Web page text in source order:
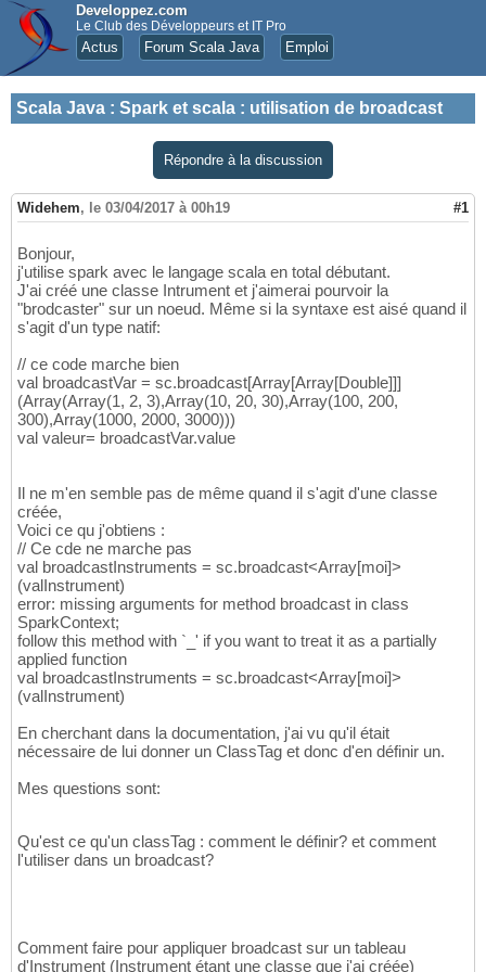
Developpez.com
Le Club des Développeurs et IT Pro
Actus Forum Scala Java Emploi
Scala Java : Spark et scala : utilisation de broadcast
Répondre à la discussion
Widehem, le 03/04/2017 à 00h19 #1
Bonjour,
j'utilise spark avec le langage scala en total débutant.
J'ai créé une classe Intrument et j'aimerai pourvoir la
"brodcaster" sur un noeud. Même si la syntaxe est aisé quand il
s'agit d'un type natif:
// ce code marche bien
val broadcastVar = sc.broadcast[Array[Array[Double]]]
(Array(Array(1, 2, 3),Array(10, 20, 30),Array(100, 200,
300),Array(1000, 2000, 3000)))
val valeur= broadcastVar.value
Il ne m'en semble pas de même quand il s'agit d'une classe
créée,
Voici ce qu j'obtiens :
// Ce cde ne marche pas
val broadcastInstruments = sc.broadcast<Array[moi]>
(valInstrument)
error: missing arguments for method broadcast in class
SparkContext;
follow this method with `_' if you want to treat it as a partially
applied function
val broadcastInstruments = sc.broadcast<Array[moi]>
(valInstrument)
En cherchant dans la documentation, j'ai vu qu'il était
nécessaire de lui donner un ClassTag et donc d'en définir un.
Mes questions sont:
Qu'est ce qu'un classTag : comment le définir? et comment
l'utiliser dans un broadcast?
Comment faire pour appliquer broadcast sur un tableau
d'Instrument (Instrument étant une classe que j'ai créée)